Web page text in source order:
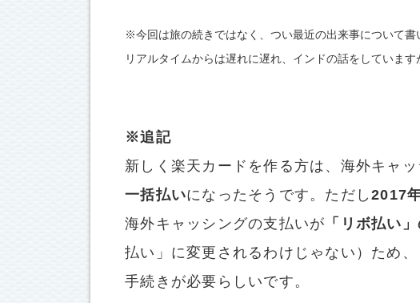
※今回は旅の続きではなく、つい最近の出来事について書
リアルタイムからは遅れに遅れ、インドの話をしています
※追記
新しく楽天カードを作る方は、海外キャ
一括払いになったそうです。ただし2017
海外キャッシングの支払いが 「リボ払い
払い」に変更されるわけじゃない）ため
手続きが必要らしいです。